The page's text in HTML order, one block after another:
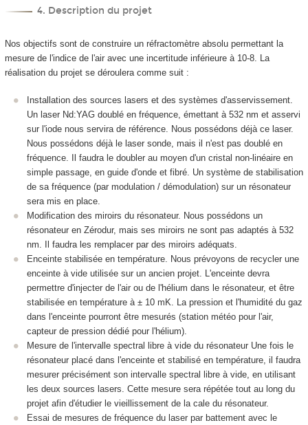
4. Description du projet
Nos objectifs sont de construire un réfractomètre absolu permettant la
mesure de l'indice de l'air avec une incertitude inférieure à 10-8. La
réalisation du projet se déroulera comme suit :
Installation des sources lasers et des systèmes d'asservissement.
Un laser Nd:YAG doublé en fréquence, émettant à 532 nm et asservi
sur l'iode nous servira de référence. Nous possédons déjà ce laser.
Nous possédons déjà le laser sonde, mais il n'est pas doublé en
fréquence. Il faudra le doubler au moyen d'un cristal non-linéaire en
simple passage, en guide d'onde et fibré. Un système de stabilisation
de sa fréquence (par modulation / démodulation) sur un résonateur
sera mis en place.
Modification des miroirs du résonateur. Nous possédons un
résonateur en Zérodur, mais ses miroirs ne sont pas adaptés à 532
nm. Il faudra les remplacer par des miroirs adéquats.
Enceinte stabilisée en température. Nous prévoyons de recycler une
enceinte à vide utilisée sur un ancien projet. L'enceinte devra
permettre d'injecter de l'air ou de l'hélium dans le résonateur, et être
stabilisée en température à ± 10 mK. La pression et l'humidité du gaz
dans l'enceinte pourront être mesurés (station météo pour l'air,
capteur de pression dédié pour l'hélium).
Mesure de l'intervalle spectral libre à vide du résonateur Une fois le
résonateur placé dans l'enceinte et stabilisé en température, il faudra
mesurer précisément son intervalle spectral libre à vide, en utilisant
les deux sources lasers. Cette mesure sera répétée tout au long du
projet afin d'étudier le vieillissement de la cale du résonateur.
Essai de mesures de fréquence du laser par battement avec le